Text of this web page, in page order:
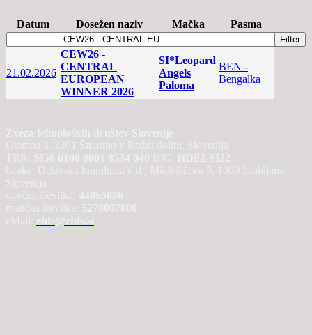
Datum Dosežen naziv Mačka Pasma
21.02.2026
CEW26 -
CENTRAL
EUROPEAN
WINNER 2026
SI*Leopard
Angels
Paloma
BEN -
Bengalka